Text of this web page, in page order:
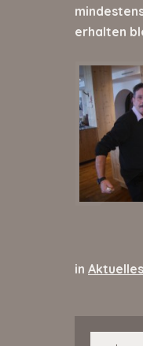
erhalten
in Aktuelles